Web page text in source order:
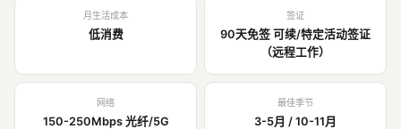
月生活成本
低消费
签证
90天免签 可续/特定活动签证
（远程工作）
网络
150-250Mbps 光纤/5G
最佳季节
3-5月 / 10-11月